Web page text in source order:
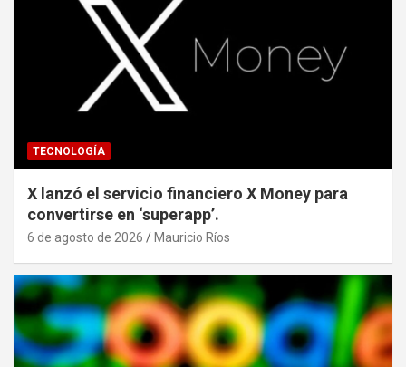
TECNOLOGÍA
X lanzó el servicio financiero X Money para
convertirse en ‘superapp’.
6 de agosto de 2026 Mauricio Ríos